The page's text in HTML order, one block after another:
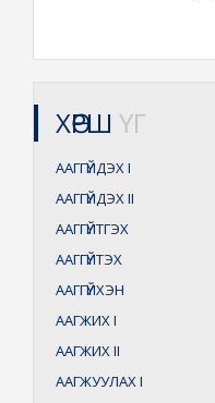
ХӨРШ ҮГ
ААГГҮЙДЭХI
ААГГҮЙДЭХII
ААГГҮЙТГЭХ
ААГГҮЙТЭХ
ААГГҮЙХЭН
ААГЖИХI
ААГЖИХII
ААГЖУУЛАХI